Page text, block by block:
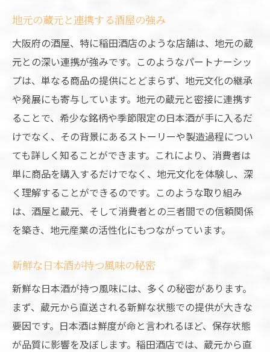
新鮮な日本酒を楽しむための保存・管理
地元の酒屋が生み出す日本酒の新しい魅力
大阪の酒屋で体験する日本酒テイスティン
グ
新鮮さが生み出す、特別な日本酒の風味
大阪の酒屋が提供する地酒の魅力
失敗しない酒屋選びのポイント
地酒の選び方：初心者向けガイド
大阪ならではの地酒体験を楽しむ方法
酒屋が提案する地酒の飲み比べ
心に残る一杯を見つけるための酒屋選び
大阪でしか楽しめない特別な一杯
酒屋スタッフが教えるお薦めの一杯
地元の蔵元と連携する酒屋の強み
大阪府の酒屋、特に稲田酒店のような店舗は、地元の蔵
元との深い連携が強みです。このようなパートナーシッ
プは、単なる商品の提供にとどまらず、地元文化の継承
や発展にも寄与しています。地元の蔵元と密接に連携す
ることで、希少な銘柄や季節限定の日本酒が手に入るだ
けでなく、その背景にあるストーリーや製造過程につい
ても詳しく知ることができます。これにより、消費者は
単に商品を購入するだけでなく、地元文化を体験し、深
く理解することができるのです。このような取り組み
は、酒屋と蔵元、そして消費者との三者間での信頼関係
を築き、地元産業の活性化にもつながっています。
新鮮な日本酒が持つ風味の秘密
新鮮な日本酒が持つ風味には、多くの秘密があります。
まず、蔵元から直送される新鮮な状態での提供が大きな
要因です。日本酒は鮮度が命と言われるほど、保存状態
が品質に影響を及ぼします。稲田酒店では、蔵元から直